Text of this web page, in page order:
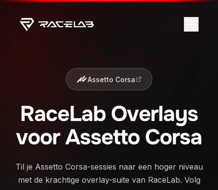
Assetto Corsa
RaceLab Overlays
voor Assetto Corsa
Til je Assetto Corsa-sessies naar een hoger niveau
met de krachtige overlay-suite van RaceLab. Volg